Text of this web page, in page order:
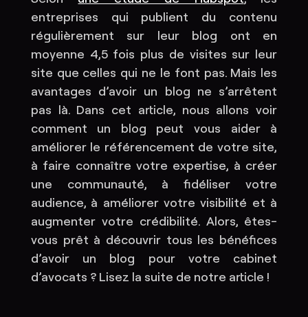
entreprises qui publient du contenu
régulièrement sur leur blog ont en
moyenne 4,5 fois plus de visites sur leur
site que celles qui ne le font pas. Mais les
avantages d’avoir un blog ne s’arrêtent
pas là. Dans cet article, nous allons voir
comment un blog peut vous aider à
améliorer le référencement de votre site,
à faire connaître votre expertise, à créer
une communauté, à fidéliser votre
audience, à améliorer votre visibilité et à
augmenter votre crédibilité. Alors, êtes-
vous prêt à découvrir tous les bénéfices
d’avoir un blog pour votre cabinet
d’avocats ? Lisez la suite de notre article !